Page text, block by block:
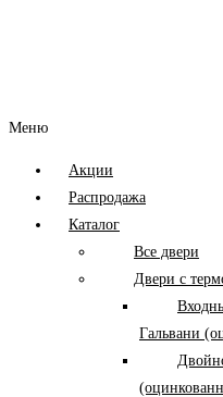
Меню
Акции
Распродажа
Каталог
Все двери
Двери с
Гальвани